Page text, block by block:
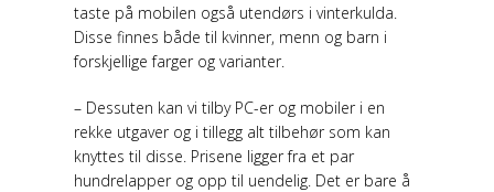
taste på mobilen også utendørs i vinterkulda.
Disse finnes både til kvinner, menn og barn i
forskjellige farger og varianter.
– Dessuten kan vi tilby PC-er og mobiler i en
rekke utgaver og i tillegg alt tilbehør som kan
knyttes til disse. Prisene ligger fra et par
hundrelapper og opp til uendelig. Det er bare å